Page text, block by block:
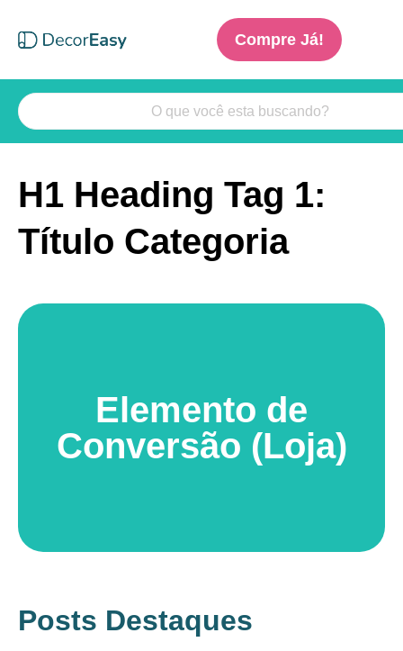
Compre Já!
H1 Heading Tag 1:
Título Categoria
Elemento de
Conversão (Loja)
Posts Destaques